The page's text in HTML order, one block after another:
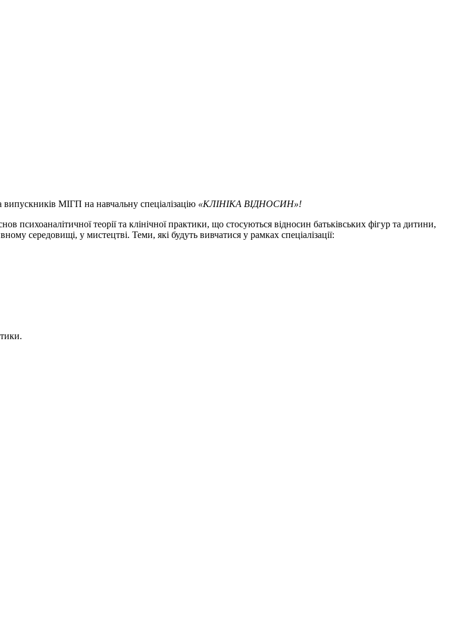
випускників МІГП на навчальну спеціалізацію «КЛІНІКА ВІДНОСИН»!
психоаналітичної теорії та клінічної практики, що стосуються відносин батьківських фігур та дитини,
середовищі, у мистецтві. Теми, які будуть вивчатися у рамках спеціалізації: